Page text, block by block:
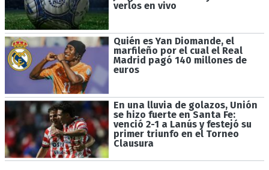
verlos en vivo
Quién es Yan Diomande, el
marfileño por el cual el Real
Madrid pagó 140 millones de
euros
En una lluvia de golazos, Unión
se hizo fuerte en Santa Fe:
venció 2-1 a Lanús y festejó su
primer triunfo en el Torneo
Clausura